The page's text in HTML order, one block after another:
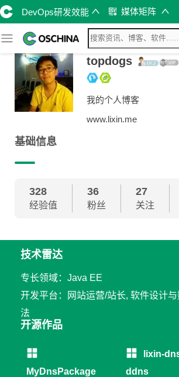
DevOps研发效能 媒体矩阵
topdogs
我的个人博客
www.lixin.me
基础信息
328
经验值
36
粉丝
27
关注
技术雷达
专长领域：Java EE
开发平台：网站运营/站长, 软件设计
法
开源作品
MyDnsPackage
lixin-
ddns